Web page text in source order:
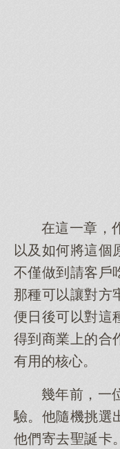
在這一章，
以及如何將這個
不僅做到請客戶
那種可以讓對方
便日後可以對這
得到商業上的合
有用的核心。
幾年前，一
驗。他隨機挑選
他們寄去聖誕卡